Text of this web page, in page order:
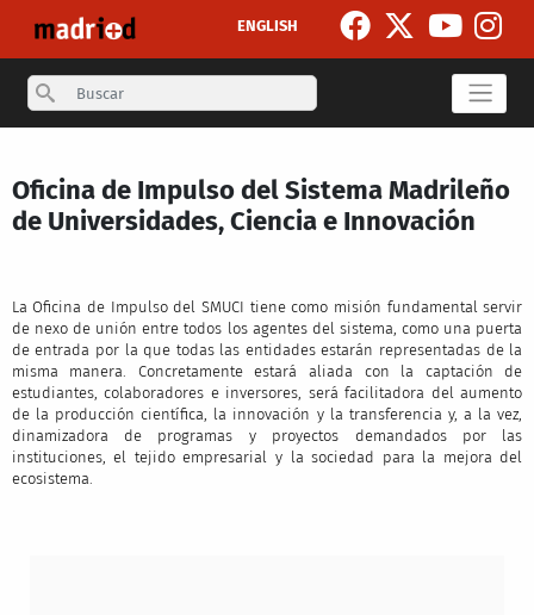
ENGLISH
Search
Oficina de Impulso del Sistema Madrileño
de Universidades, Ciencia e Innovación
La Oficina de Impulso del SMUCI tiene como misión fundamental servir
de nexo de unión entre todos los agentes del sistema, como una puerta
de entrada por la que todas las entidades estarán representadas de la
misma manera. Concretamente estará aliada con la captación de
estudiantes, colaboradores e inversores, será facilitadora del aumento
de la producción científica, la innovación y la transferencia y, a la vez,
dinamizadora de programas y proyectos demandados por las
instituciones, el tejido empresarial y la sociedad para la mejora del
ecosistema.